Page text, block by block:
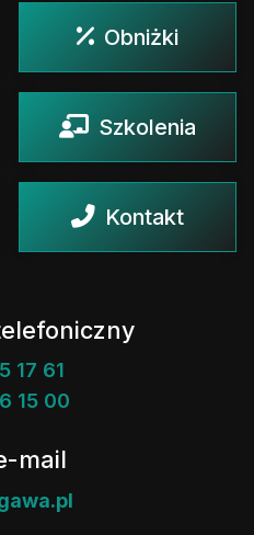
Obniżki
Szkolenia
Kontakt
17 61
15 00
mail